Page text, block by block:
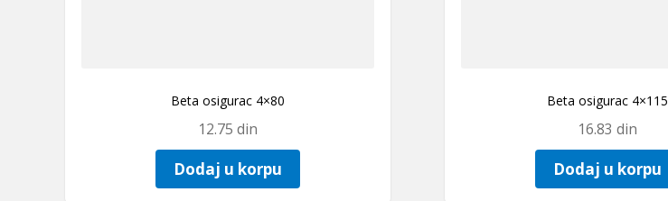
Beta osigurac 4×80
12.75 din
Dodaj u korpu
Beta osigurac 4×115
16.83 din
Dodaj u korpu